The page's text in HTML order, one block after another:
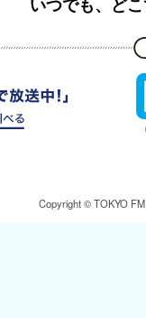
Copyright © TOKYO